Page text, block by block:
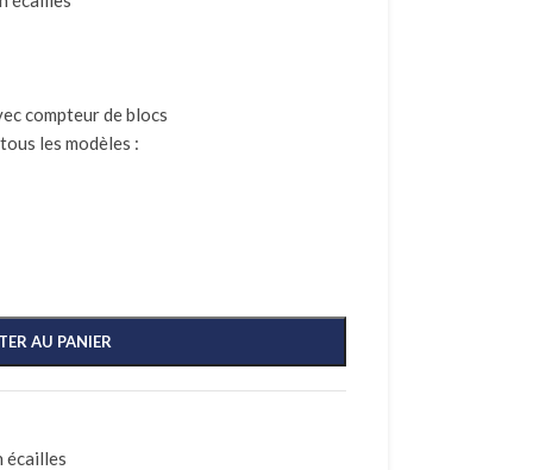
compteur de blocs
les modèles :
AU PANIER
écailles